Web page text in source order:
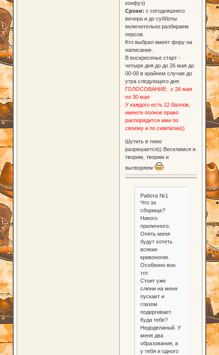
конфуз)
Сроки: с сегодняшнего
вечера и до субботы
включительно разбираем
персов.
Кто выбрал имеет фору на
написание.
В воскресенье старт -
четыре дня до до 26 мая до
00-00 в крайнем случае до
утра следующего дня.
ГОЛОСОВАНИЕ: с 26 мая
по 30 мая
У каждого есть 12 баллов,
имеете полное право
распорядится ими по
своему и по симпатии))
Шутить в теме
разрешается)) Веселимся и
творим, творим и
вытворяем
Работа №1
Что за
сборище?
Никого
приличного.
Опять меня
будут хотеть
всякие
кривоногие.
Особенно вон
тот.
Стоит уже
слюни на меня
пускает и
глазом
подергивает.
Куда тебе?
Недоделаный. У
меня два
образования, а
у тебя и одного